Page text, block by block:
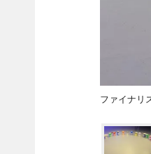
ファイナリ